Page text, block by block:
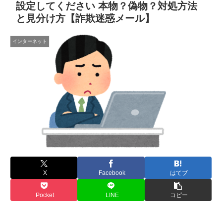
設定してください 本物？偽物？対処方法
と見分け方【詐欺迷惑メール】
インターネット
X Facebook はてブ
Pocket LINE コピー